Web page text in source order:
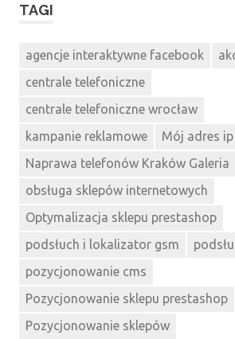
TAGI
agencje interaktywne facebook
centrale telefoniczne
centrale telefoniczne wrocław
kampanie reklamowe
Mój adres
Naprawa telefonów Kraków Galeria
obsługa sklepów internetowych
Optymalizacja sklepu prestashop
podsłuch i lokalizator gsm
pozycjonowanie cms
Pozycjonowanie sklepu prestashop
Pozycjonowanie sklepów